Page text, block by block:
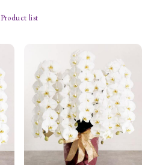
Product list